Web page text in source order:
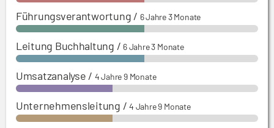
Führungsverantwortung / 6 Jahre 3 Monate
Leitung Buchhaltung / 6 Jahre 3 Monate
Umsatzanalyse / 4 Jahre 9 Monate
Unternehmensleitung /4 Jahre 9 Monate